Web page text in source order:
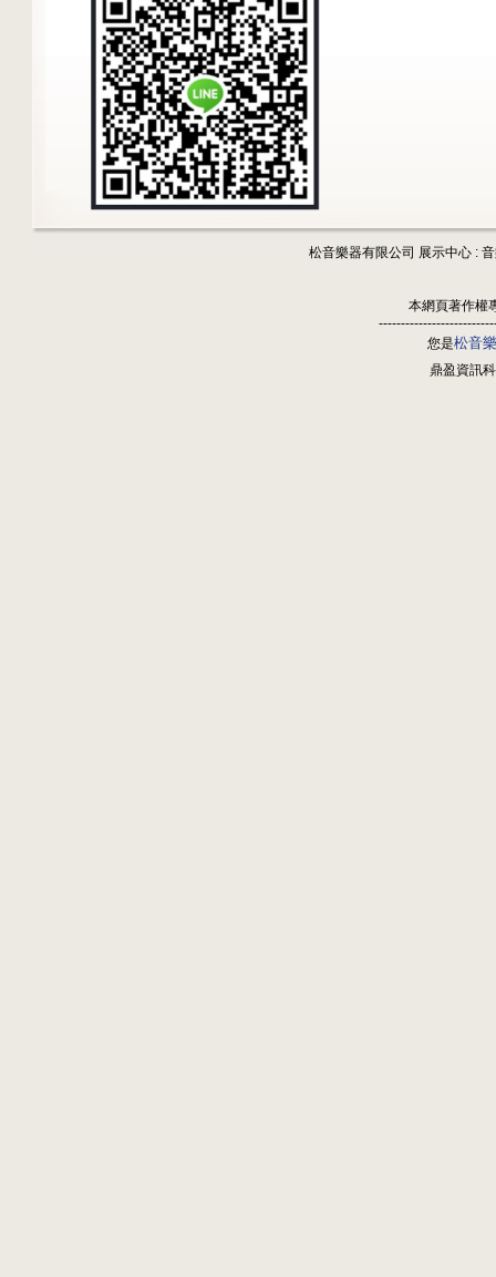
松音樂器有限公司 展示中心 :
本網頁著作權
您是松音
鼎盈資訊